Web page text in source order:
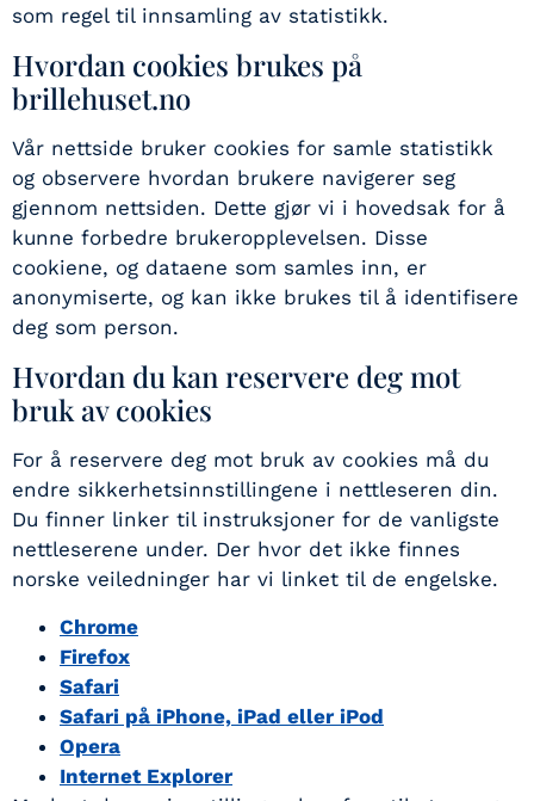
som regel til innsamling av statistikk.
Hvordan cookies brukes på
brillehuset.no
Vår nettside bruker cookies for samle statistikk
og observere hvordan brukere navigerer seg
gjennom nettsiden. Dette gjør vi i hovedsak for å
kunne forbedre brukeropplevelsen. Disse
cookiene, og dataene som samles inn, er
anonymiserte, og kan ikke brukes til å identifisere
deg som person.
Hvordan du kan reservere deg mot
bruk av cookies
For å reservere deg mot bruk av cookies må du
endre sikkerhetsinnstillingene i nettleseren din.
Du finner linker til instruksjoner for de vanligste
nettleserene under. Der hvor det ikke finnes
norske veiledninger har vi linket til de engelske.
Chrome
Firefox
Safari
Safari på iPhone, iPad eller iPod
Opera
Internet Explorer